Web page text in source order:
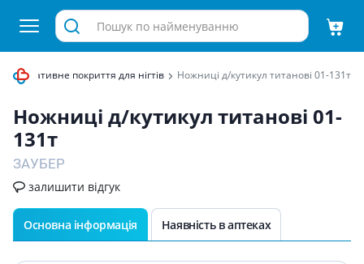
Декоративне покриття для нігтів Ножниці д/кутикул титанові 01-131т
Ножниці д/кутикул титанові 01-
131т
ЗАУБЕР
залишити відгук
Основна інформація Наявність в аптеках